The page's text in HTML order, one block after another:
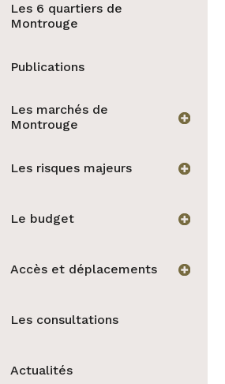
Les 6 quartiers de
Montrouge
Publications
Les marchés de
Montrouge
Les risques majeurs
Le budget
Accès et déplacements
Les consultations
Actualités